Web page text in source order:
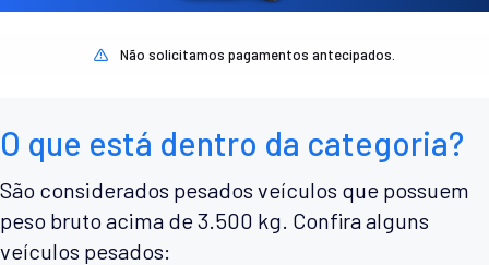
Não solicitamos pagamentos antecipados.
O que está dentro da categoria?
São considerados pesados veículos que possuem
peso bruto acima de 3.500 kg. Confira alguns
veículos pesados: